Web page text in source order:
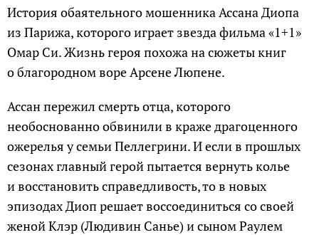
История обаятельного мошенника Ассана Диопа
из Парижа, которого играет звезда фильма «1+1»
Омар Си. Жизнь героя похожа на сюжеты книг
о благородном воре Арсене Люпене.
Ассан пережил смерть отца, которого
необоснованно обвинили в краже драгоценного
ожерелья у семьи Пеллегрини. И если в прошлых
сезонах главный герой пытается вернуть колье
и восстановить справедливость, то в новых
эпизодах Диоп решает воссоединиться со своей
женой Клэр (Людивин Санье) и сыном Раулем